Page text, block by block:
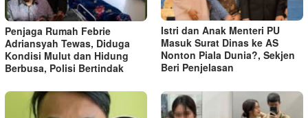
Penjaga Rumah Febrie
Adriansyah Tewas, Diduga
Kondisi Mulut dan Hidung
Berbusa, Polisi Bertindak
Istri dan Anak Menteri PU
Masuk Surat Dinas ke AS
Nonton Piala Dunia?, Sekjen
Beri Penjelasan